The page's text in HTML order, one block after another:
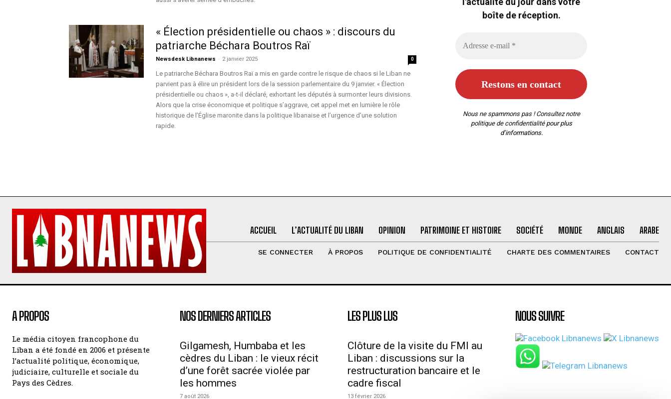
« Élection présidentielle ou chaos » : discours du
patriarche Béchara Boutros Raï
Newsdesk Libnanews - 2 janvier 2025 0
Le patriarche Béchara Boutros Raï a mis en garde contre le risque de chaos si le Liban ne
parvient pas à élire un président lors de la session parlementaire du 9 janvier. « Élection
présidentielle ou chaos », a-t-il déclaré, exhortant les députés à surmonter leurs divisions.
Alors que la crise économique et politique s’aggrave, cet appel met en lumière le rôle
historique de l’Église maronite dans la politique libanaise et l’urgence d’une solution
rapide.
boîte de réception.
Nous ne spammons pas ! Consultez notre
politique de confidentialitépour plus
d’informations.
ACCUEIL L’ACTUALITÉ DU LIBAN OPINION PATRIMOINE ET HISTOIRE SOCIÉTÉ MONDE ANGLAIS ARABE
SE CONNECTER À PROPOS POLITIQUE DE CONFIDENTIALITÉ CHARTE DES COMMENTAIRES CONTACT
A PROPOS
Le média citoyen francophone du
Liban a été fondé en 2006 et présente
l’actualité politique, économique,
judiciaire, culturelle et sociale du
Pays des Cèdres.
NOS DERNIERS ARTICLES
Gilgamesh, Humbaba et les
cèdres du Liban : le vieux récit
d’une forêt sacrée violée par
les hommes
7 août 2026
LES PLUS LUS
Clôture de la visite du FMI au
Liban : discussions sur la
restructuration bancaire et le
cadre fiscal
13 février 2026
NOUS SUIVRE